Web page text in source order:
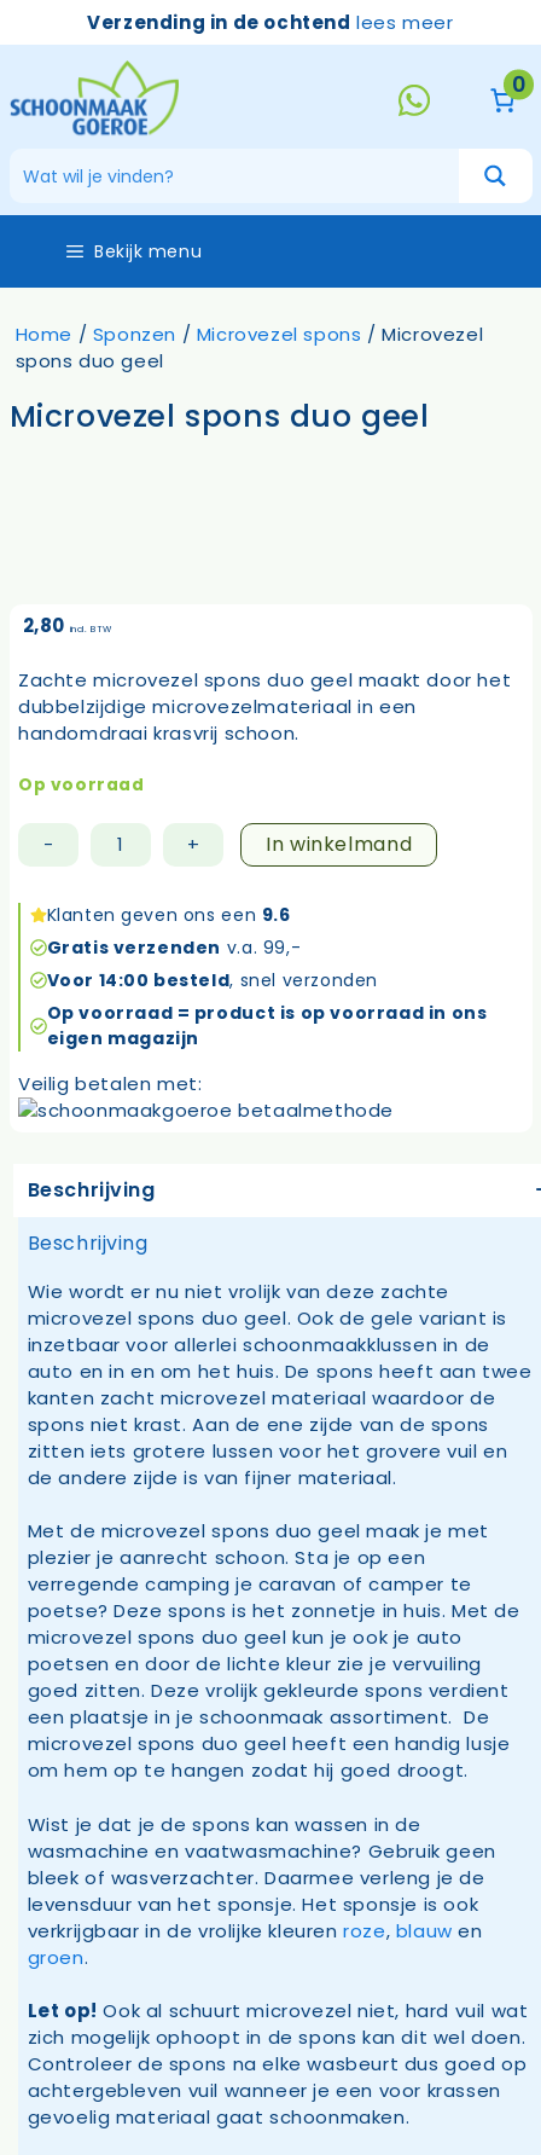
Verzending in de ochtend lees meer
0
Bekijk menu
Home / Sponzen / Microvezel spons / Microvezel
spons duo geel
Microvezel spons duo geel
2,80 incl. BTW
Zachte microvezel spons duo geel maakt door het
dubbelzijdige microvezelmateriaal in een
handomdraai krasvrij schoon.
Op voorraad
-
Microvezel
duo
geel
aantal
+ In winkelmand
Klanten geven ons een 9.6
Gratis verzenden v.a. 99,-
Voor 14:00 besteld, snel verzonden
Op voorraad = product is op voorraad in ons
eigen magazijn
Veilig betalen met:
Beschrijving
Beschrijving
Wie wordt er nu niet vrolijk van deze zachte
microvezel spons duo geel. Ook de gele variant is
inzetbaar voor allerlei schoonmaakklussen in de
auto en in en om het huis. De spons heeft aan twee
kanten zacht microvezel materiaal waardoor de
spons niet krast. Aan de ene zijde van de spons
zitten iets grotere lussen voor het grovere vuil en
de andere zijde is van fijner materiaal.
Met de microvezel spons duo geel maak je met
plezier je aanrecht schoon. Sta je op een
verregende camping je caravan of camper te
poetse? Deze spons is het zonnetje in huis. Met de
microvezel spons duo geel kun je ook je auto
poetsen en door de lichte kleur zie je vervuiling
goed zitten. Deze vrolijk gekleurde spons verdient
een plaatsje in je schoonmaak assortiment. De
microvezel spons duo geel heeft een handig lusje
om hem op te hangen zodat hij goed droogt.
Wist je dat je de spons kan wassen in de
wasmachine en vaatwasmachine? Gebruik geen
bleek of wasverzachter. Daarmee verleng je de
levensduur van het sponsje. Het sponsje is ook
verkrijgbaar in de vrolijke kleurenroze, blauw en
groen.
Let op! Ook al schuurt microvezel niet, hard vuil wat
zich mogelijk ophoopt in de spons kan dit wel doen.
Controleer de spons na elke wasbeurt dus goed op
achtergebleven vuil wanneer je een voor krassen
gevoelig materiaal gaat schoonmaken.